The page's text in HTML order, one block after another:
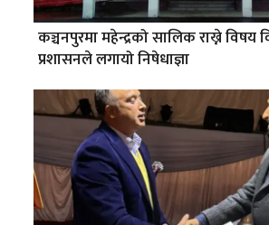
कञ्चनपुरमा महेन्द्रको सालिक राख्ने विषय
प्रशासनले लगायो निषेधाज्ञा